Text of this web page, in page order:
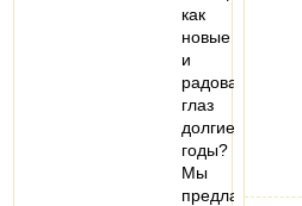
как
новые
и
радовали
глаз
долгие
годы?
Мы
предлагаем